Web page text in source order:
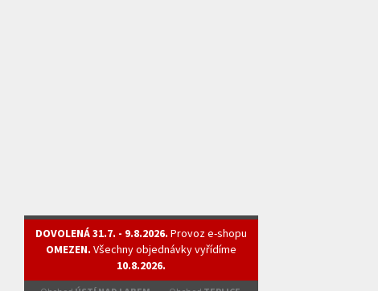
DOVOLENÁ 31.7. - 9.8.2026. Provoz e-shopu
OMEZEN. Všechny objednávky vyřídíme
10.8.2026.